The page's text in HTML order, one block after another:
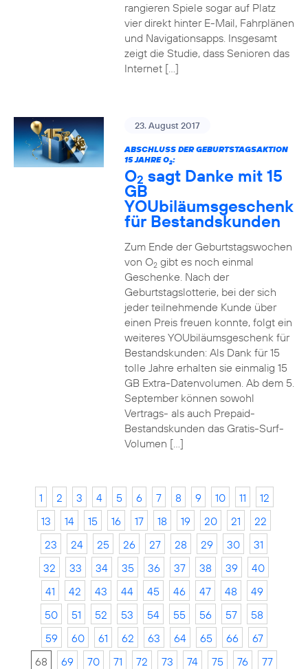
rangieren Spiele sogar auf Platz
vier direkt hinter E-Mail, Fahrplänen
und Navigationsapps. Insgesamt
zeigt die Studie, dass Senioren das
Internet […]
23. August 2017
ABSCHLUSS DER GEBURTSTAGSAKTION
15 JAHRE O2:
O2 sagt Danke mit 15
GB
YOUbiläumsgeschenk
für Bestandskunden
Zum Ende der Geburtstagswochen
von O2gibt es noch einmal
Geschenke. Nach der
Geburtstagslotterie, bei der sich
jeder teilnehmende Kunde über
einen Preis freuen konnte, folgt ein
weiteres YOUbiläumsgeschenk für
Bestandskunden: Als Dank für 15
tolle Jahre erhalten sie einmalig 15
GB Extra-Datenvolumen. Ab dem 5.
September können sowohl
Vertrags- als auch Prepaid-
Bestandskunden das Gratis-Surf-
Volumen […]
1 2 3 4 5 6 7 8 9 10 11
12
13
14 15 16 17 18 19 20 21
22
23
24 25 26 27 28 29 30
31
32
33 34 35 36 37 38 39
40
41
42 43 44 45 46 47 48
49
50
51 52 53 54 55 56 57
58
59
60 61 62 63 64 65 66
67
68
69 70 71 72 73 74 75 76
77